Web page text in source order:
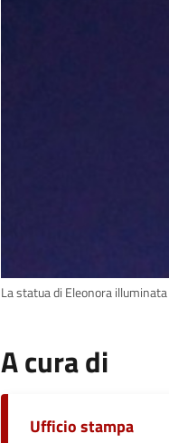
La statua di Eleonora
A cura di
Ufficio stampa